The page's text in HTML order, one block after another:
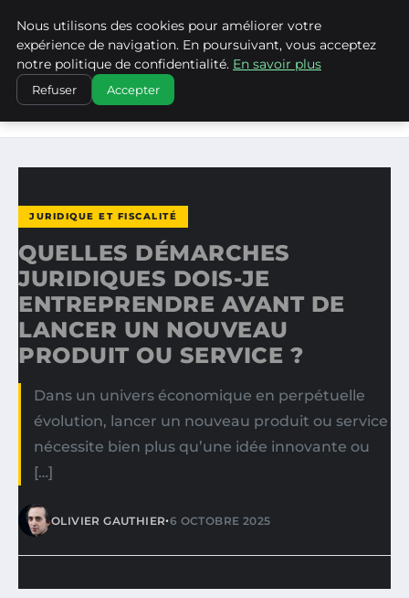
LA VANGUARDIA DEL SUR
ACCUEIL
JURIDIQUE ET FISCALITÉ
QUELLES DÉMARCHES JURIDIQUES DOIS-JE
JURIDIQUE ET FISCALITÉ
QUELLES DÉMARCHES
JURIDIQUES DOIS-JE
ENTREPRENDRE AVANT DE
LANCER UN NOUVEAU
PRODUIT OU SERVICE ?
Dans un univers économique en perpétuelle
évolution, lancer un nouveau produit ou service
nécessite bien plus qu’une idée innovante ou
[…]
OLIVIER GAUTHIER•6 OCTOBRE 2025
Nous utilisons des cookies pour améliorer votre
expérience de navigation. En poursuivant, vous acceptez
notre politique de confidentialité. En savoir plus
Refuser Accepter